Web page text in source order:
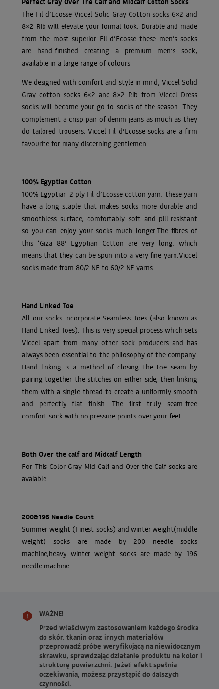
The Fil d’Ecosse Viccel Solid Gray Cotton socks 6×2 and
8×2 Rib will elevate your formal look. Durable and made
from the most superior Fil d’Ecosse these men’s socks
are hand-finished creating a premium men’s sock,
available in a large range of colours.
We designed with comfort and style in mind, Viccel Solid
Gray cotton socks 6×2 and 8×2 Rib from Viccel Dress
socks will become your go-to socks of the season. They
complement a crisp pair of denim jeans as much as they
do tailored trousers. Viccel Fil d’Ecosse socks are a firm
favourite for many discerning gentlemen.
100% Egyptian Cotton
100% Egyptian 2 ply Fil d’Ecosse cotton yarn, these yarn
have a long staple that makes socks more durable and
smoothless surface, comfortably soft and pill-resistant
so you can enjoy your socks much longer.The fibres of
this ‘Giza 88’ Egyptian Cotton are very long, which
means that they can be spun into a very fine yarn.Viccel
socks made from 80/2 NE to 60/2 NE yarns.
Hand Linked Toe
All our socks incorporate Seamless Toes (also known as
Hand Linked Toes). This is very special process which sets
Viccel apart from many other sock producers and has
always been essential to the philosophy of the company.
Hand linking is a method of closing the toe seam by
pairing together the stitches on either side, then linking
them with a single thread to create a uniformly smooth
and perfectly flat finish. The first truly seam-free
comfort sock with no pressure points over your feet.
Both Over the calf and Midcalf Length
For This Color Gray Mid Calf and Over the Calf socks are
avaiable.
200&196 Needle Count
Summer weight (Finest socks) and winter weight(middle
weight) socks are made by 200 needle socks
machine,heavy winter weight socks are made by 196
needle machine.
WAŻNE!
Przed właściwym zastosowaniem każdego środka
do skór, tkanin oraz innych materiałów
przeprowadź próbę weryfikującą na niewidocznym
skrawku, sprawdzając działanie produktu na kolor i
strukturę powierzchni. Jeżeli efekt spełnia
oczekiwania, możesz przystąpić do dalszych
czynności.